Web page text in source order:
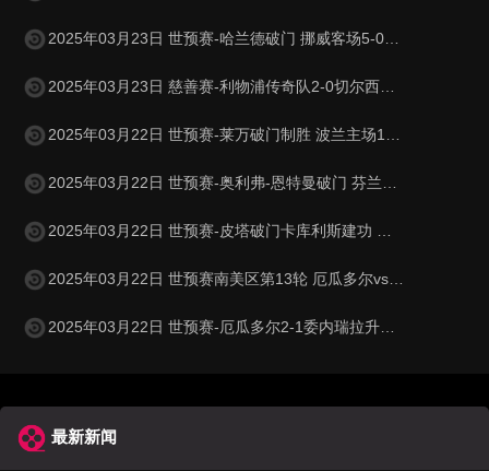
2025年03月23日 世预赛-哈兰德破门 挪威客场5-0大胜摩尔多瓦
2025年03月23日 慈善赛-利物浦传奇队2-0切尔西传奇队 克劳奇头球+挑射梅开二度
2025年03月22日 世预赛-莱万破门制胜 波兰主场1-0小胜立陶宛
2025年03月22日 世预赛-奥利弗-恩特曼破门 芬兰客场1-0马耳他
2025年03月22日 世预赛-皮塔破门卡库利斯建功 塞浦路斯2-0圣马力诺
2025年03月22日 世预赛南美区第13轮 厄瓜多尔vs委内瑞拉 全场录像
2025年03月22日 世预赛-厄瓜多尔2-1委内瑞拉升至第二 瓦伦西亚双响+失点
最新新闻